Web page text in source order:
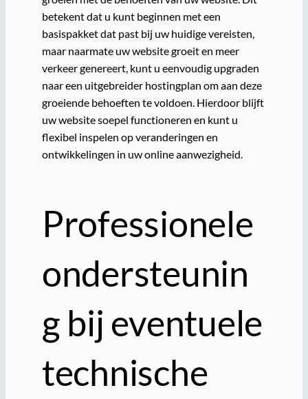
betekent dat u kunt beginnen met een
basispakket dat past bij uw huidige vereisten,
maar naarmate uw website groeit en meer
verkeer genereert, kunt u eenvoudig upgraden
naar een uitgebreider hostingplan om aan deze
groeiende behoeften te voldoen. Hierdoor blijft
uw website soepel functioneren en kunt u
flexibel inspelen op veranderingen en
ontwikkelingen in uw online aanwezigheid.
Professionele
ondersteunin
g bij eventuele
technische